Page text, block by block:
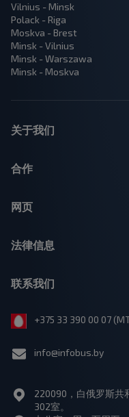
Vilnius - Minsk
Polack - Riga
Moskva - Brest
Minsk - Vilnius
Minsk - Warszawa
Minsk - Moskva
关于我们
合作
网页
法律信息
联系我们
+375 33 390 00 07
info@infobus.by
220090，白俄罗斯共
302室。